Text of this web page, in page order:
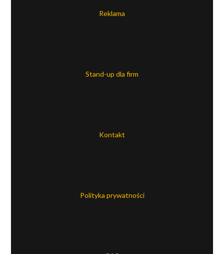
Reklama
Stand-up dla firm
Kontakt
Polityka prywatności